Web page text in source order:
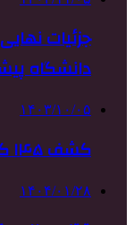
جزئیات
دانشگاه
۱۴۰۳/۱۰/۰۵
کشف ۱۴۵ کیلوگرم تریاک در داراب فارس
۱۴۰۴/۰۱/۲۸